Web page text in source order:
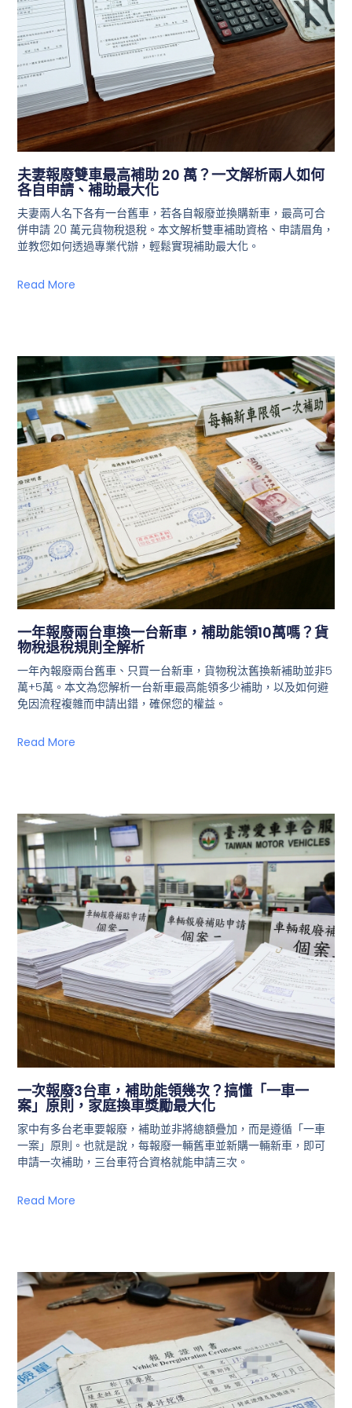
夫妻報廢雙車最高補助 20 萬？一文解析兩人如何
各自申請、補助最大化
夫妻兩人名下各有一台舊車，若各自報廢並換購新車，最高可合
併申請 20 萬元貨物稅退稅。本文解析雙車補助資格、申請眉角，
並教您如何透過專業代辦，輕鬆實現補助最大化。
Read More
一年報廢兩台車換一台新車，補助能領10萬嗎？貨
物稅退稅規則全解析
一年內報廢兩台舊車、只買一台新車，貨物稅汰舊換新補助並非5
萬+5萬。本文為您解析一台新車最高能領多少補助，以及如何避
免因流程複雜而申請出錯，確保您的權益。
Read More
一次報廢3台車，補助能領幾次？搞懂「一車一
案」原則，家庭換車獎勵最大化
家中有多台老車要報廢，補助並非將總額疊加，而是遵循「一車
一案」原則。也就是說，每報廢一輛舊車並新購一輛新車，即可
申請一次補助，三台車符合資格就能申請三次。
Read More